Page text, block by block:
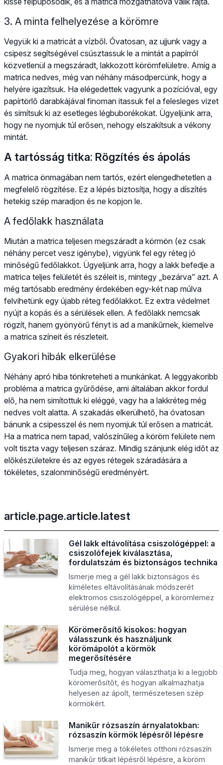
3. A minta felhelyezése a körömre
Vegyük ki a matricát a vízből. Óvatosan, az ujjunk vagy a
csipesz segítségével csúsztassuk le a mintát a papírról
közvetlenül a megszáradt, lakkozott körömfelületre. Amíg a
matrica nedves, még van néhány másodpercünk, hogy a
helyére igazítsuk. Ha elégedettek vagyunk a pozícióval, egy
papírtörlő darabkájával finoman itassuk fel a felesleges vizet
és simítsuk ki az esetleges légbuborékokat. Ügyeljünk arra,
hogy ne nyomjuk túl erősen, nehogy elszakítsuk a vékony
mintát.
A tartósság titka: Rögzítés és ápolás
A matrica önmagában nem tartós, ezért elengedhetetlen a
megfelelő rögzítése. Ez a lépés biztosítja, hogy a díszítés
hetekig szép maradjon és ne kopjon le.
A fedőlakk használata
Miután a matrica teljesen megszáradt a körmön (ez csak
néhány percet vesz igénybe), vigyünk fel egy réteg jó
minőségű fedőlakkot. Ügyeljünk arra, hogy a lakk befedje a
matrica teljes felületét és széleit is, mintegy „bezárva” azt. A
még tartósabb eredmény érdekében egy-két nap múlva
felvihetünk egy újabb réteg fedőlakkot. Ez extra védelmet
nyújt a kopás és a sérülések ellen. A fedőlakk nemcsak
rögzít, hanem gyönyörű fényt is ad a manikűrnek, kiemelve
a matrica színeit és részleteit.
Gyakori hibák elkerülése
Néhány apró hiba tönkreteheti a munkánkat. A leggyakoribb
probléma a matrica gyűrődése, ami általában akkor fordul
elő, ha nem simítottuk ki eléggé, vagy ha a lakkréteg még
nedves volt alatta. A szakadás elkerülhető, ha óvatosan
bánunk a csipesszel és nem nyomjuk túl erősen a matricát.
Ha a matrica nem tapad, valószínűleg a köröm felülete nem
volt tiszta vagy teljesen száraz. Mindig szánjunk elég időt az
előkészületekre és az egyes rétegek száradására a
tökéletes, szalonminőségű eredményért.
article.page.article.latest
Gél lakk eltávolítása csiszológéppel: a
csiszolófejek kiválasztása,
fordulatszám és biztonságos technika
Ismerje meg a gél lakk biztonságos és
kíméletes eltávolításának módszerét
elektromos csiszológéppel, a körömlemez
sérülése nélkül.
Körömerősítő kisokos: hogyan
válasszunk és használjunk
körömápolót a körmök
megerősítésére
Tudja meg, hogyan választhatja ki a legjobb
körömerősítőt, és hogyan alkalmazhatja
helyesen az ápolt, természetesen szép
körmökért.
Manikűr rózsaszín árnyalatokban:
rózsaszín körmök lépésről lépésre
Ismerje meg a tökéletes otthoni rózsaszín
manikűr titkait lépésről lépésre, a köröm